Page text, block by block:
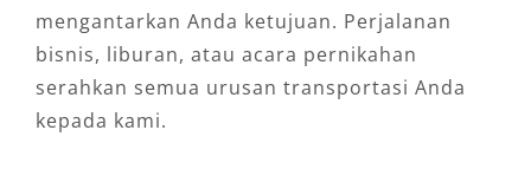
5. Praktis dengan Layanan Sopir
Profesional
mengantarkan Anda ketujuan. Perjalanan
bisnis, liburan, atau acara pernikahan
serahkan semua urusan transportasi Anda
kepada kami.